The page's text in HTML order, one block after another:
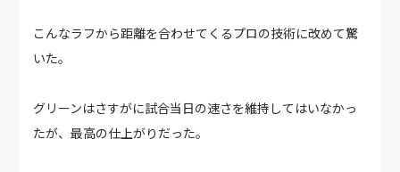
こんなラフから距離を合わせてくるプロの技術に改めて驚
いた。
グリーンはさすがに試合当日の速さを維持してはいなかっ
たが、最高の仕上がりだった。